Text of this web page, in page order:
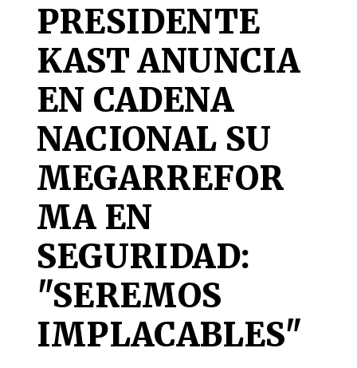
PRESIDENTE
KAST ANUNCIA
EN CADENA
NACIONAL SU
MEGARREFOR
MA EN
SEGURIDAD:
"SEREMOS
IMPLACABLES"